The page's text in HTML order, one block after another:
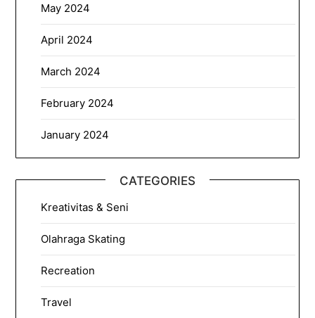
May 2024
April 2024
March 2024
February 2024
January 2024
CATEGORIES
Kreativitas & Seni
Olahraga Skating
Recreation
Travel